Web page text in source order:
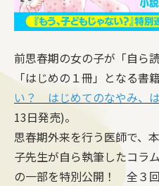
前思春期の女の子が「自ら
「はじめの１冊」となる書
い？ はじめてのなやみ、
13日発売)。
思春期外来を行う医師で、
子先生が自ら執筆したコラ
の一部を特別公開！ 全３回